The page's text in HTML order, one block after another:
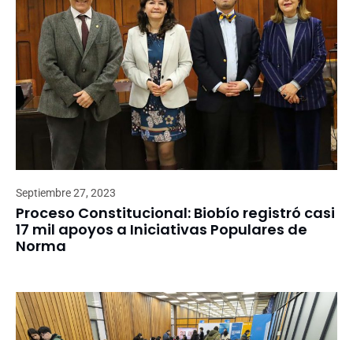
Septiembre 27, 2023
Proceso Constitucional: Biobío registró casi
17 mil apoyos a Iniciativas Populares de
Norma